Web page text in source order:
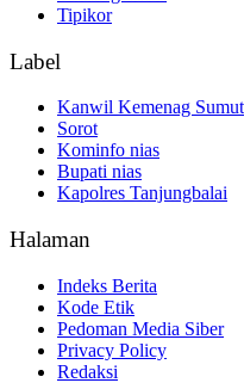
Tipikor
Label
Kanwil Kemenag Sumut
Sorot
Kominfo nias
Bupati nias
Kapolres Tanjungbalai
Halaman
Indeks Berita
Kode Etik
Pedoman Media Siber
Privacy Policy
Redaksi